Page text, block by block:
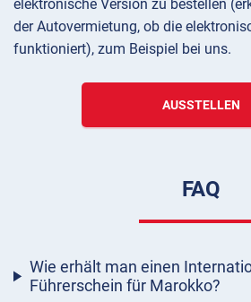
elektronische Version zu bestellen
der Autovermietung, ob die
funktioniert), zum Beispiel bei uns.
AUSSTELLEN
FAQ
Wie erhält man einen
Führerschein für Marokko?